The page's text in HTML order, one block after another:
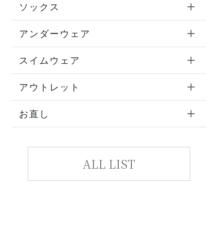
ソックス
アンダーウェア
スイムウェア
アウトレット
お直し
ALL LIST